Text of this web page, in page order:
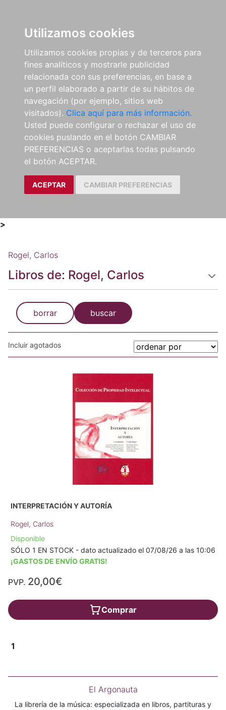
Utilizamos cookies
Utilizamos cookies propias y de terceros para
fines analíticos y mostrarle publicidad
relacionada con sus preferencias, en base a
un perfil elaborado a partir de su hábitos de
navegación (por ejemplo, sitios web
visitados). Clica aquí para más información.
Usted puede configurar o rechazar el uso de
cookies puslando en el botón CAMBIAR
PREFERENCIAS o aceptarlas todas pulsando
el botón ACEPTAR.
ACEPTAR CAMBIAR PREFERENCIAS
>
Rogel, Carlos
Libros de: Rogel, Carlos
borrar buscar
Incluir agotados
INTERPRETACIÓN Y AUTORÍA
Rogel, Carlos
Disponible
SÓLO 1 EN STOCK - dato actualizado el 07/08/26 a las 10:06
¡GASTOS DE ENVÍO GRATIS!
PVP. 20,00€
Comprar
1
El Argonauta
La librería de la música: especializada en libros, partituras y